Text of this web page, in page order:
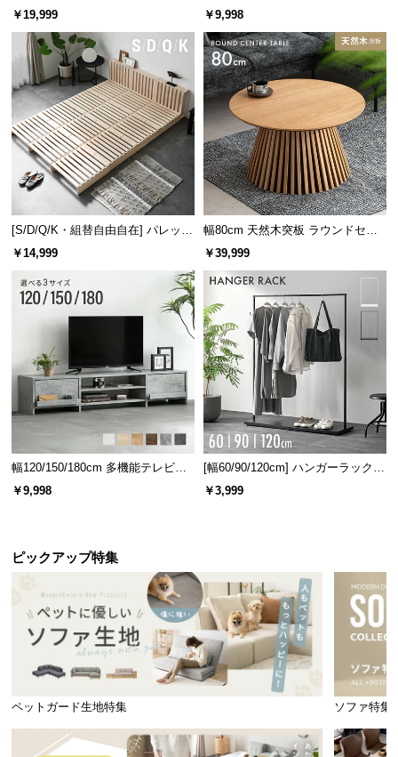
レーム ダイニング 大理石調 4人掛
￥19,999
ズシェルチェア
￥9,998
[S/D/Q/K・組替自由自在] パレット
ベッド 8/12/16枚セット
￥14,999
幅80cm 天然木突板 ラウンドセン
ターテーブル 美しい格子デザイン
￥39,999
幅120/150/180cm 多機能テレビボ
ード 木目/石目調 オープン収納・
￥9,998
[幅60/90/120cm] ハンガーラック
スチール 4段階高さ調節 サイドフ
￥3,999
ピックアップ特集
ペットガード生地特集 ソファ特集